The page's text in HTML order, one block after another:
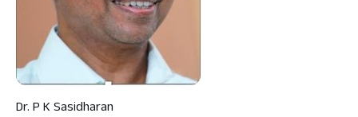
Dr. P K Sasidharan